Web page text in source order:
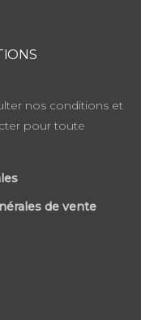
nos conditions et
pour toute
de vente